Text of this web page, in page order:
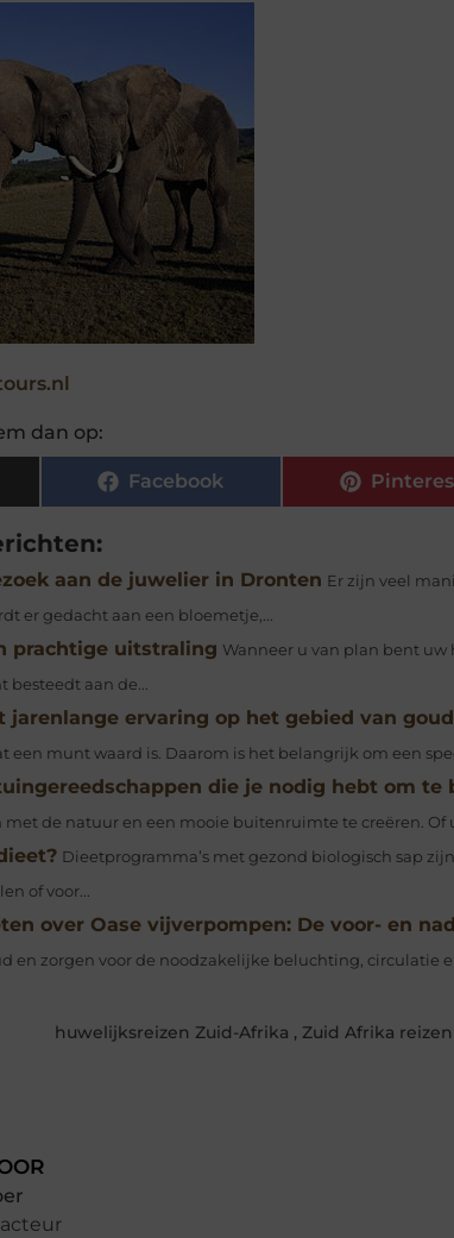
dan op:
Facebook
aan de juwelier in Dronten Er zijn veel
er gedacht aan een bloemetje,...
prachtige uitstraling Wanneer u van plan bent uw
besteedt aan de...
jarenlange ervaring op het gebied van
een munt waard is. Daarom is het belangrijk om een
die je nodig hebt om te
de natuur en een mooie buitenruimte te creëren. Of
Dieetprogramma’s met gezond biologisch sap
of voor...
over Oase vijverpompen: De voor- en
en zorgen voor de noodzakelijke beluchting, circulatie
huwelijksreizen Zuid-Afrika , Zuid Afrika